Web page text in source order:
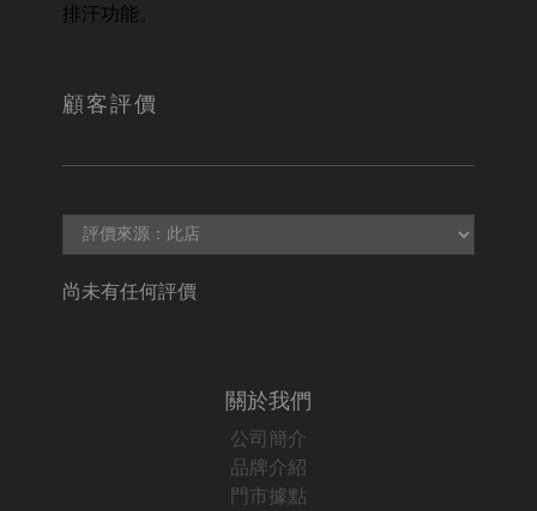
排汗功能。
顧客評價
尚未有任何評價
關於我們
公司簡介
品牌介紹
門市據點